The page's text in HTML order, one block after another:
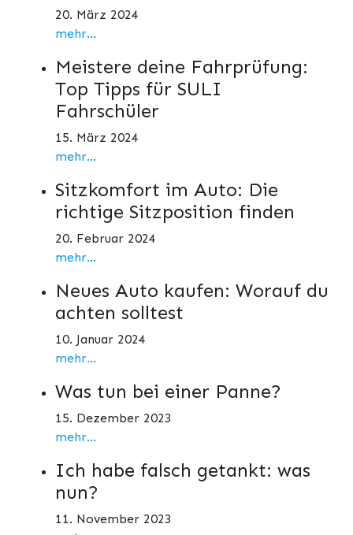
20. März 2024
mehr...
Meistere deine Fahrprüfung:
Top Tipps für SULI
Fahrschüler
15. März 2024
mehr...
Sitzkomfort im Auto: Die
richtige Sitzposition finden
20. Februar 2024
mehr...
Neues Auto kaufen: Worauf du
achten solltest
10. Januar 2024
mehr...
Was tun bei einer Panne?
15. Dezember 2023
mehr...
Ich habe falsch getankt: was
nun?
11. November 2023